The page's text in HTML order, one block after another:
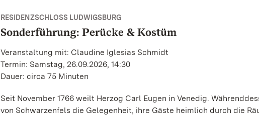
RESIDENZSCHLOSS LUDWIGSBURG
Sonderführung: Perücke & Kostüm
Veranstaltung mit: Claudine Iglesias Schmidt
Termin: Samstag, 26.09.2026, 14:30
Dauer: circa 75 Minuten
Seit November 1766 weilt Herzog Carl Eugen in Venedig.
von Schwarzenfels die Gelegenheit, ihre Gäste heimlich durch die